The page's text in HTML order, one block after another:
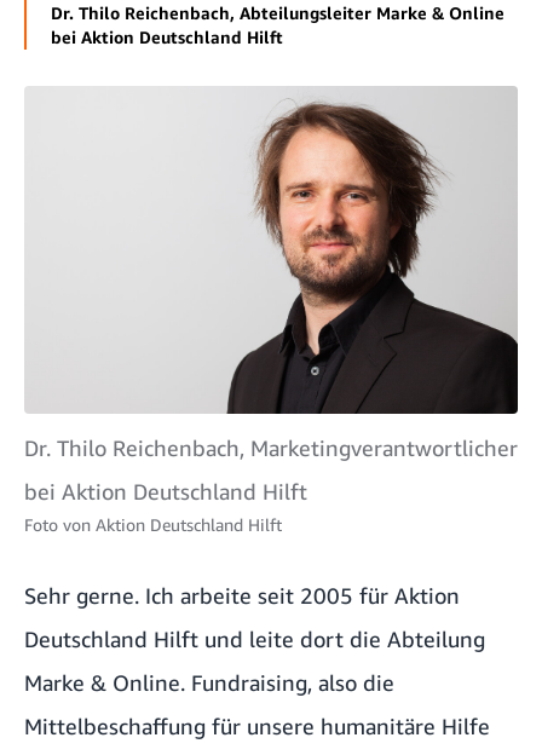
Dr. Thilo Reichenbach, Abteilungsleiter Marke & Online
bei Aktion Deutschland Hilft
Dr. Thilo Reichenbach, Marketingverantwortlicher
bei Aktion Deutschland Hilft
Foto von Aktion Deutschland Hilft
Sehr gerne. Ich arbeite seit 2005 für Aktion
Deutschland Hilft und leite dort die Abteilung
Marke & Online. Fundraising, also die
Mittelbeschaffung für unsere humanitäre Hilfe